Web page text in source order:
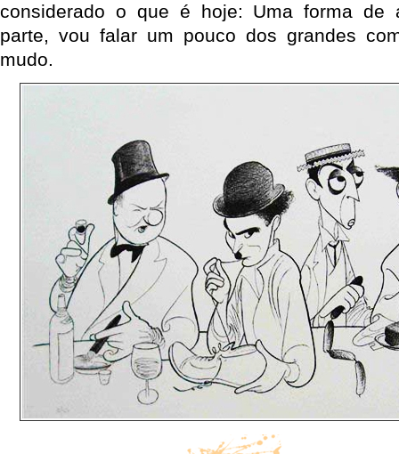
considerado o que é hoje: Uma forma de
parte, vou falar um pouco dos grandes
mudo.